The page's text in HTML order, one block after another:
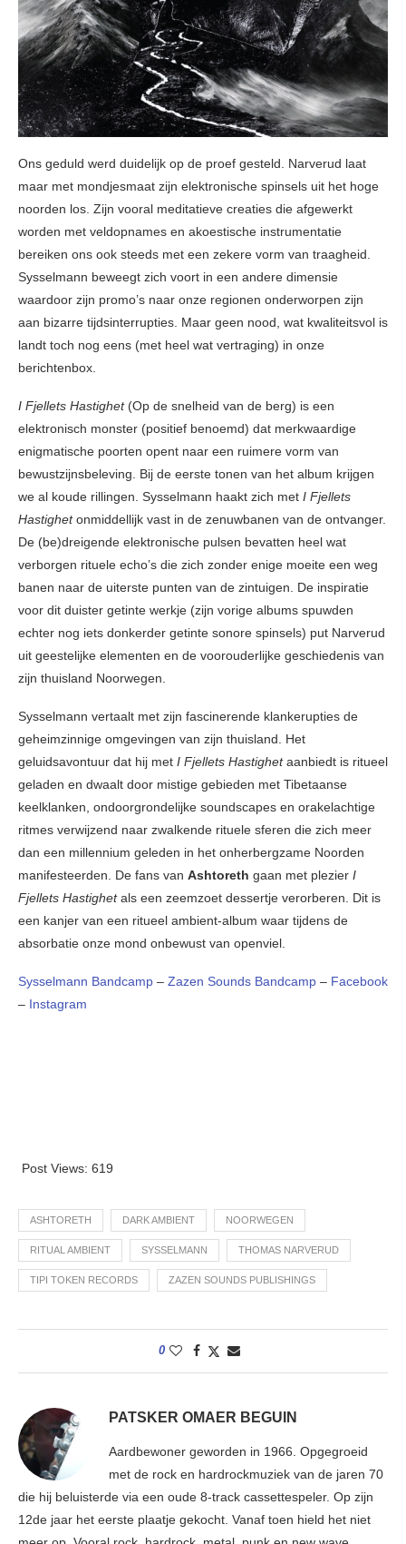
Ons geduld werd duidelijk op de proef gesteld. Narverud laat
maar met mondjesmaat zijn elektronische spinsels uit het hoge
noorden los. Zijn vooral meditatieve creaties die afgewerkt
worden met veldopnames en akoestische instrumentatie
bereiken ons ook steeds met een zekere vorm van traagheid.
Sysselmann beweegt zich voort in een andere dimensie
waardoor zijn promo’s naar onze regionen onderworpen zijn
aan bizarre tijdsinterrupties. Maar geen nood, wat kwaliteitsvol is
landt toch nog eens (met heel wat vertraging) in onze
berichtenbox.
I Fjellets Hastighet(Op de snelheid van de berg) is een
elektronisch monster (positief benoemd) dat merkwaardige
enigmatische poorten opent naar een ruimere vorm van
bewustzijnsbeleving. Bij de eerste tonen van het album krijgen
we al koude rillingen. Sysselmann haakt zich met I Fjellets
Hastighetonmiddellijk vast in de zenuwbanen van de ontvanger.
De (be)dreigende elektronische pulsen bevatten heel wat
verborgen rituele echo’s die zich zonder enige moeite een weg
banen naar de uiterste punten van de zintuigen. De inspiratie
voor dit duister getinte werkje (zijn vorige albums spuwden
echter nog iets donkerder getinte sonore spinsels) put Narverud
uit geestelijke elementen en de voorouderlijke geschiedenis van
zijn thuisland Noorwegen.
Sysselmann vertaalt met zijn fascinerende klankerupties de
geheimzinnige omgevingen van zijn thuisland. Het
geluidsavontuur dat hij met I Fjellets Hastighetaanbiedt is ritueel
geladen en dwaalt door mistige gebieden met Tibetaanse
keelklanken, ondoorgrondelijke soundscapes en orakelachtige
ritmes verwijzend naar zwalkende rituele sferen die zich meer
dan een millennium geleden in het onherbergzame Noorden
manifesteerden. De fans van Ashtoreth gaan met plezier I
Fjellets Hastighetals een zeemzoet dessertje verorberen. Dit is
een kanjer van een ritueel ambient-album waar tijdens de
absorbatie onze mond onbewust van openviel.
Sysselmann Bandcamp – Zazen Sounds Bandcamp – Facebook
– Instagram
Post Views: 619
ASHTORETH DARK AMBIENT NOORWEGEN
RITUAL AMBIENT SYSSELMANN THOMAS NARVERUD
TIPI TOKEN RECORDS ZAZEN SOUNDS PUBLISHINGS
0
PATSKER OMAER BEGUIN
Aardbewoner geworden in 1966. Opgegroeid
met de rock en hardrockmuziek van de jaren 70
die hij beluisterde via een oude 8-track cassettespeler. Op zijn
12de jaar het eerste plaatje gekocht. Vanaf toen hield het niet